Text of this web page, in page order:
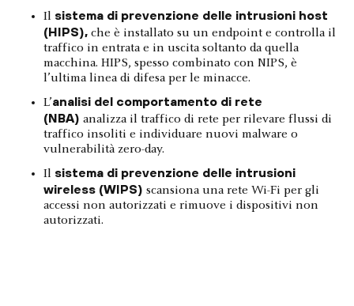
Il sistema di prevenzione delle intrusioni host
(HIPS), che è installato su un endpoint e controlla il
traffico in entrata e in uscita soltanto da quella
macchina. HIPS, spesso combinato con NIPS, è
l’ultima linea di difesa per le minacce.
L’analisi del comportamento di rete
(NBA) analizza il traffico di rete per rilevare flussi di
traffico insoliti e individuare nuovi malware o
vulnerabilità zero-day.
Il sistema di prevenzione delle intrusioni
wireless (WIPS) scansiona una rete Wi-Fi per gli
accessi non autorizzati e rimuove i dispositivi non
autorizzati.